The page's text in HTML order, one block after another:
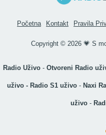
Početna Kontakt Pravila
Copyright © 2026 💗 S
Radio Uživo- Otvoreni Radio
uživo- Radio S1 uživo- Naxi
uživo-